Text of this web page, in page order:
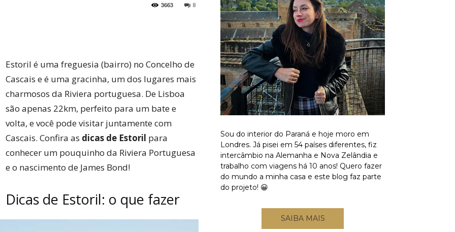
8
3663
Estoril é uma freguesia (bairro) no Concelho de
Cascais e é uma gracinha, um dos lugares mais
charmosos da Riviera portuguesa. De Lisboa
são apenas 22km, perfeito para um bate e
volta, e você pode visitar juntamente com
Cascais. Confira as dicas de Estoril para
conhecer um pouquinho da Riviera Portuguesa
e o nascimento de James Bond!
Dicas de Estoril: o que fazer
Sou do interior do Paraná e hoje moro em
Londres. Já pisei em 54 países diferentes, fiz
intercâmbio na Alemanha e Nova Zelândia e
trabalho com viagens há 10 anos! Quero fazer
do mundo a minha casa e este blog faz parte
do projeto! 😀
SAIBA MAIS